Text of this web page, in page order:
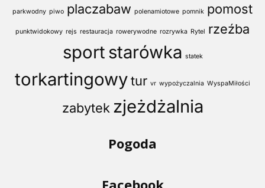
parkwodny piwo placzabaw polenamiotowe pomnik pomost
punktwidokowy rejs restauracja rowerywodne rozrywka Rytel rzeźba
sport starówka statek
torkartingowytur vr wypożyczalnia WyspaMiłości
zabytek zjeżdżalnia
Pogoda